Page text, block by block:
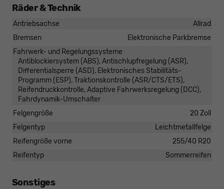
Räder & Technik
Antriebsachse
Allrad
Bremsen
Elektronische Parkbremse
Fahrwerk- und Regelungssysteme
Antiblockiersystem (ABS), Antischlupfregelung (ASR),
Differentialsperre (ASD), Elektronisches Stabilitäts-
Programm (ESP), Traktionskontrolle (ASR/CTS/ETS),
Reifendruckkontrolle, Adaptive Fahrwerksregelung (DCC),
Fahrdynamik-Umschalter
Felgengröße
20 Zoll
Felgentyp
Leichtmetallfelge
Reifengröße vorne
255/40 R20
Reifentyp
Sommerreifen
Sonstiges